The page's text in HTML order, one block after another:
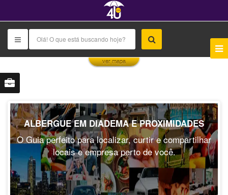
ver mapa
ALBERGUE EM DIADEMA E PROXIMIDADES
O Guia perfeito para localizar, curtir e compartilhar
locais e empresa perto de você.